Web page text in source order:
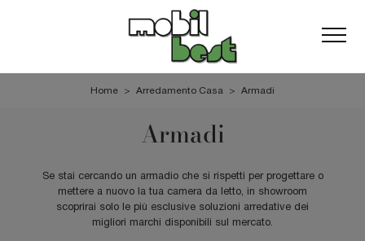
Home > Arredamento Casa > Armadi
Armadi
Se stai cercando un armadio che si rispetti per progettare o
mettere a nuovo la tua camera da letto, in showroom
scoprirai solo le più esclusive soluzioni arredative dei
migliori marchi disponibili sul mercato.